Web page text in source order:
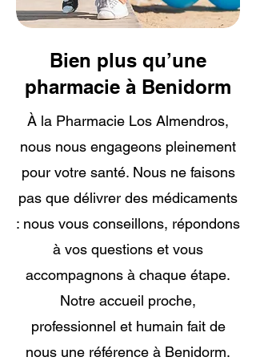
Bien plus qu’une
pharmacie à Benidorm
À la Pharmacie Los Almendros,
nous nous engageons pleinement
pour votre santé. Nous ne faisons
pas que délivrer des médicaments
: nous vous conseillons, répondons
à vos questions et vous
accompagnons à chaque étape.
Notre accueil proche,
professionnel et humain fait de
nous une référence à Benidorm.